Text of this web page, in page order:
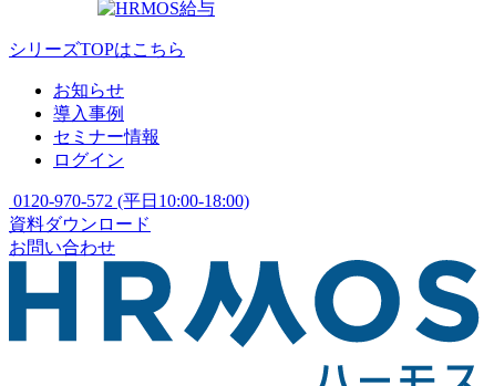
シリーズTOPはこちら
お知らせ
導入事例
セミナー情報
ログイン
0120-970-572 (平日10:00-18:00)
資料ダウンロード
お問い合わせ